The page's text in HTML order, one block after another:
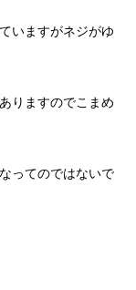
いますがネジがゆ
りますのでこまめ
ってのではないで